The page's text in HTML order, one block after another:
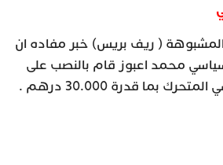
( ريف بريس) خبر مفاده ان
محمد اعبوز قام بالنصب على
بما قدرة 30.000 درهم .